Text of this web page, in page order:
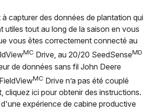
capturer des données de plantation qui
utiles tout au long de la saison en vous
vous êtes correctement connecté au
MC Drive, au 20/20 SeedSenseMD
de données sans fil John Deere
MC Drive n’a pas été couplé
cliquez ici pour obtenir des instructions.
expérience de cabine productive